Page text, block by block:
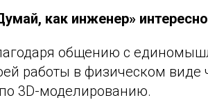
как инженер»
общению с
работы в физическом виде
3D-моделированию.